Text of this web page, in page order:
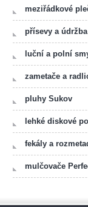
meziřádkové
přísevy a
luční a polní
zametače a
pluhy Sukov
lehké diskové
fekály a
mulčovače